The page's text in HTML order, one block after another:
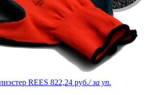
REES 822,24 руб./ за уп.